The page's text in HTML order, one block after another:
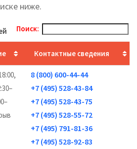
ниже.
Поиск:
Контактные сведения
8 (800) 600-44-44
+7 (495) 528-43-84
+7 (495) 528-43-75
+7 (495) 528-55-72
+7 (495) 791-81-36
+7 (495) 528-92-83